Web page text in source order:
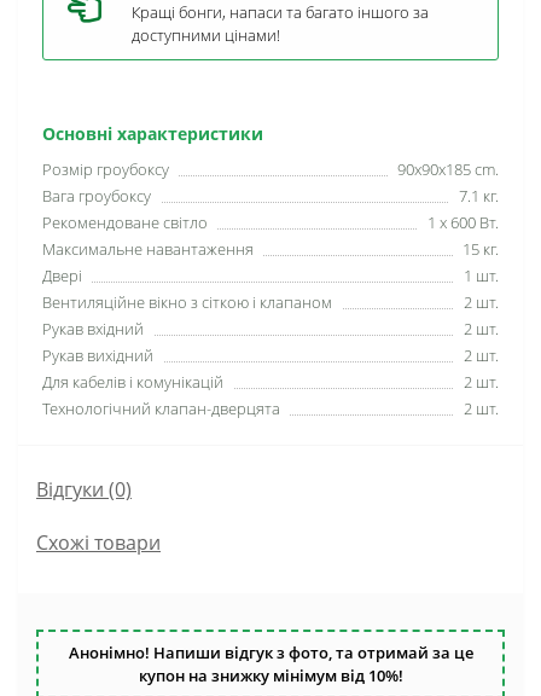
Основні характеристики
Розмір гроубоксу
90х90х185 сm.
Вага гроубоксу
7.1 кг.
Рекомендоване світло
1 х 600 Вт.
Максимальне навантаження
15 кг.
Двері
1 шт.
Вентиляційне вікно з сіткою і клапаном
2 шт.
Рукав вхідний
2 шт.
Рукав вихідний
2 шт.
Для кабелів і комунікацій
2 шт.
Технологічний клапан-дверцята
2 шт.
Кращі бонги, напаси та багато іншого за
доступними цінами!
Відгуки (0)
Схожі товари
Анонімно! Напиши відгук з фото, та отримай за це
купон на знижку мінімум від 10%!